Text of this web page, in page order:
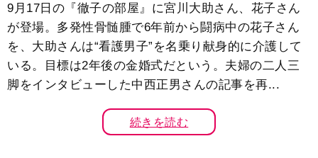
9月17日の『徹子の部屋』に宮川大助さん、花子さん
が登場。多発性骨髄腫で6年前から闘病中の花子さん
を、大助さんは“看護男子”を名乗り献身的に介護して
いる。目標は2年後の金婚式だという。夫婦の二人三
脚をインタビューした中西正男さんの記事を再...
続きを読む